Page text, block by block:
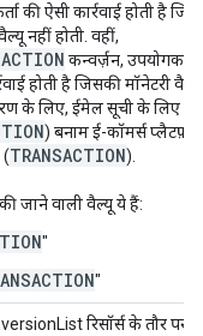
की ऐसी कार्रवाई होती है
नहीं होती. वहीं,
कन्वर्ज़न, उपयोगकर्ता
होती है जिसकी मॉनेटरी वैल्यू
के लिए, ईमेल सूची के लिए
) बनाम ई-कॉमर्स
(TRANSACTION).
जाने वाली वैल्यू ये हैं:
"
"
रिसॉर्स के तौर पर